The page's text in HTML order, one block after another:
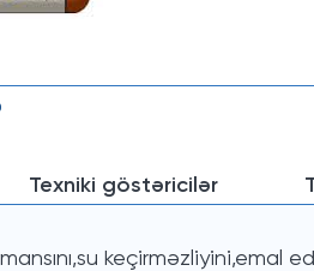
Texniki göstəricilər
keçirməzliyini,emal